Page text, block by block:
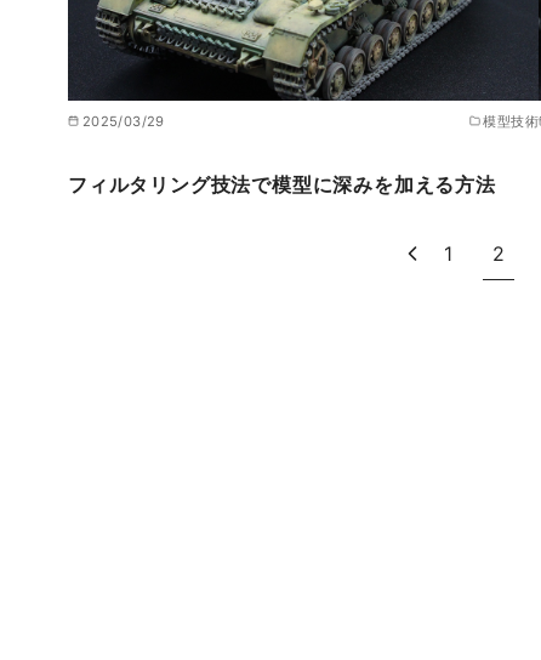
2025/03/29 模型技術
フィルタリング技法で模型に深みを加える方法
1 2